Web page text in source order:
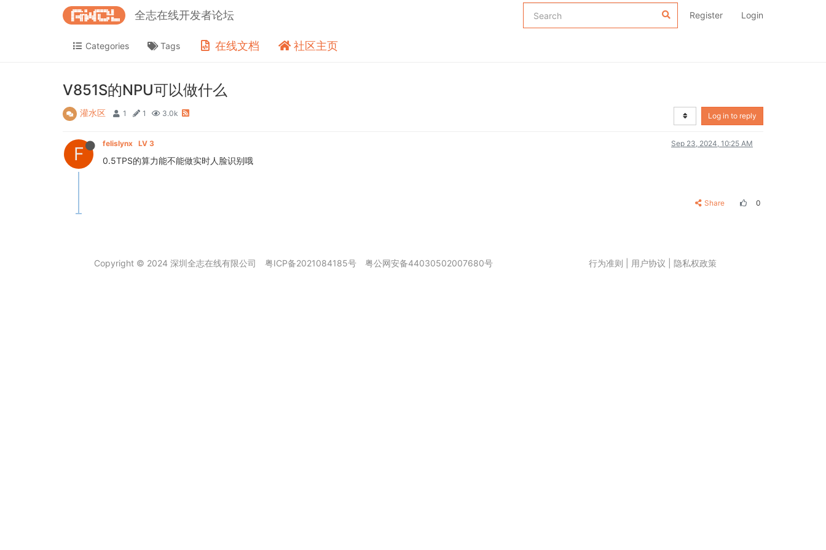
全志在线开发者论坛 Register Login
Categories Tags 在线文档 社区主页
V851S的NPU可以做什么
灌水区 1 1 3.0k Log in to reply
F felislynx LV 3 Sep 23, 2024, 10:25 AM
0.5TPS的算力能不能做实时人脸识别哦
Share 0
Copyright © 2024 深圳全志在线有限公司 粤ICP备2021084185号 粤公网安备44030502007680号 行为准则 用户协议 隐私权政策